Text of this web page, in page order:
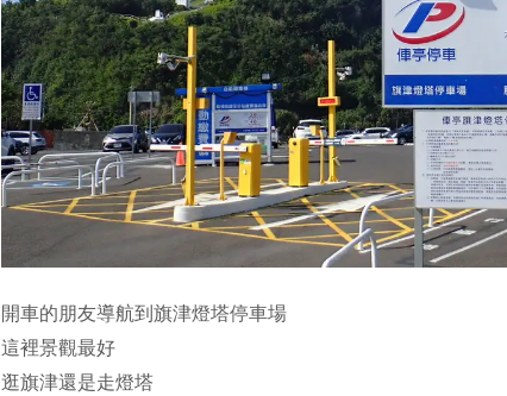
開車的朋友導航到旗津燈塔停車場
這裡景觀最好
逛旗津還是走燈塔